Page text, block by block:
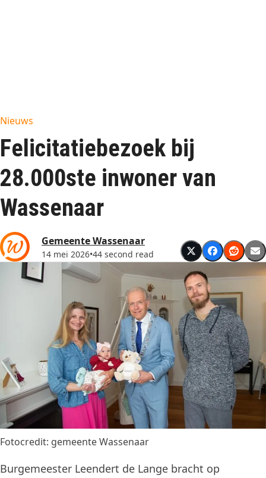
Nieuws
Felicitatiebezoek bij
28.000ste inwoner van
Wassenaar
Gemeente Wassenaar
14 mei 2026•44 second read
Fotocredit: gemeente Wassenaar
Burgemeester Leendert de Lange bracht op